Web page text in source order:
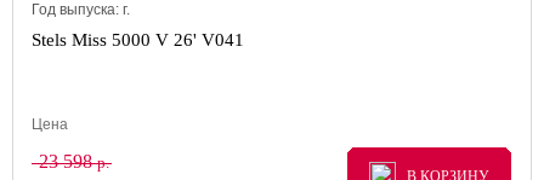
Год выпуска: г.
Stels Miss 5000 V 26' V041
Цена
23 598р.
В КОРЗИНУ
В КОРЗИНУ
В КОРЗИНУ